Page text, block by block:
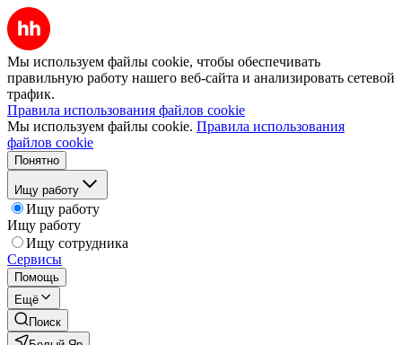
Мы используем файлы cookie, чтобы обеспечивать
правильную работу нашего веб-сайта и анализировать сетевой
трафик.
Правила использования файлов cookie
Мы используем файлы cookie. Правила использования
файлов cookie
Понятно
Ищу работу
Ищу работу
Ищу работу
Ищу сотрудника
Сервисы
Помощь
Ещё
Поиск